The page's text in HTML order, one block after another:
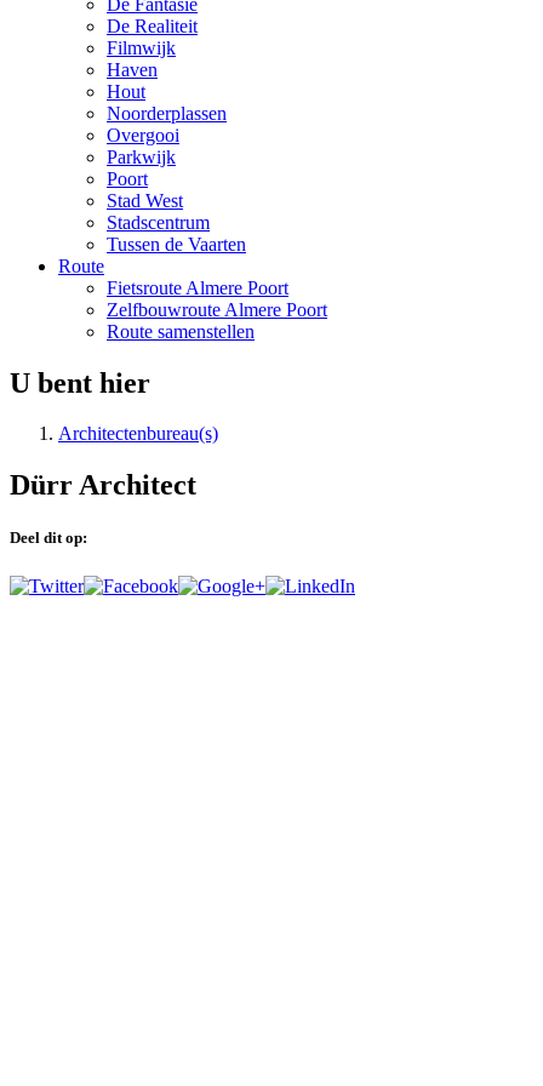
De Realiteit
Filmwijk
Haven
Hout
Noorderplassen
Overgooi
Parkwijk
Poort
Stad West
Stadscentrum
Tussen de Vaarten
Route
Fietsroute Almere Poort
Zelfbouwroute Almere Poort
Route samenstellen
U bent hier
Architectenbureau(s)
Dürr Architect
Deel dit op: